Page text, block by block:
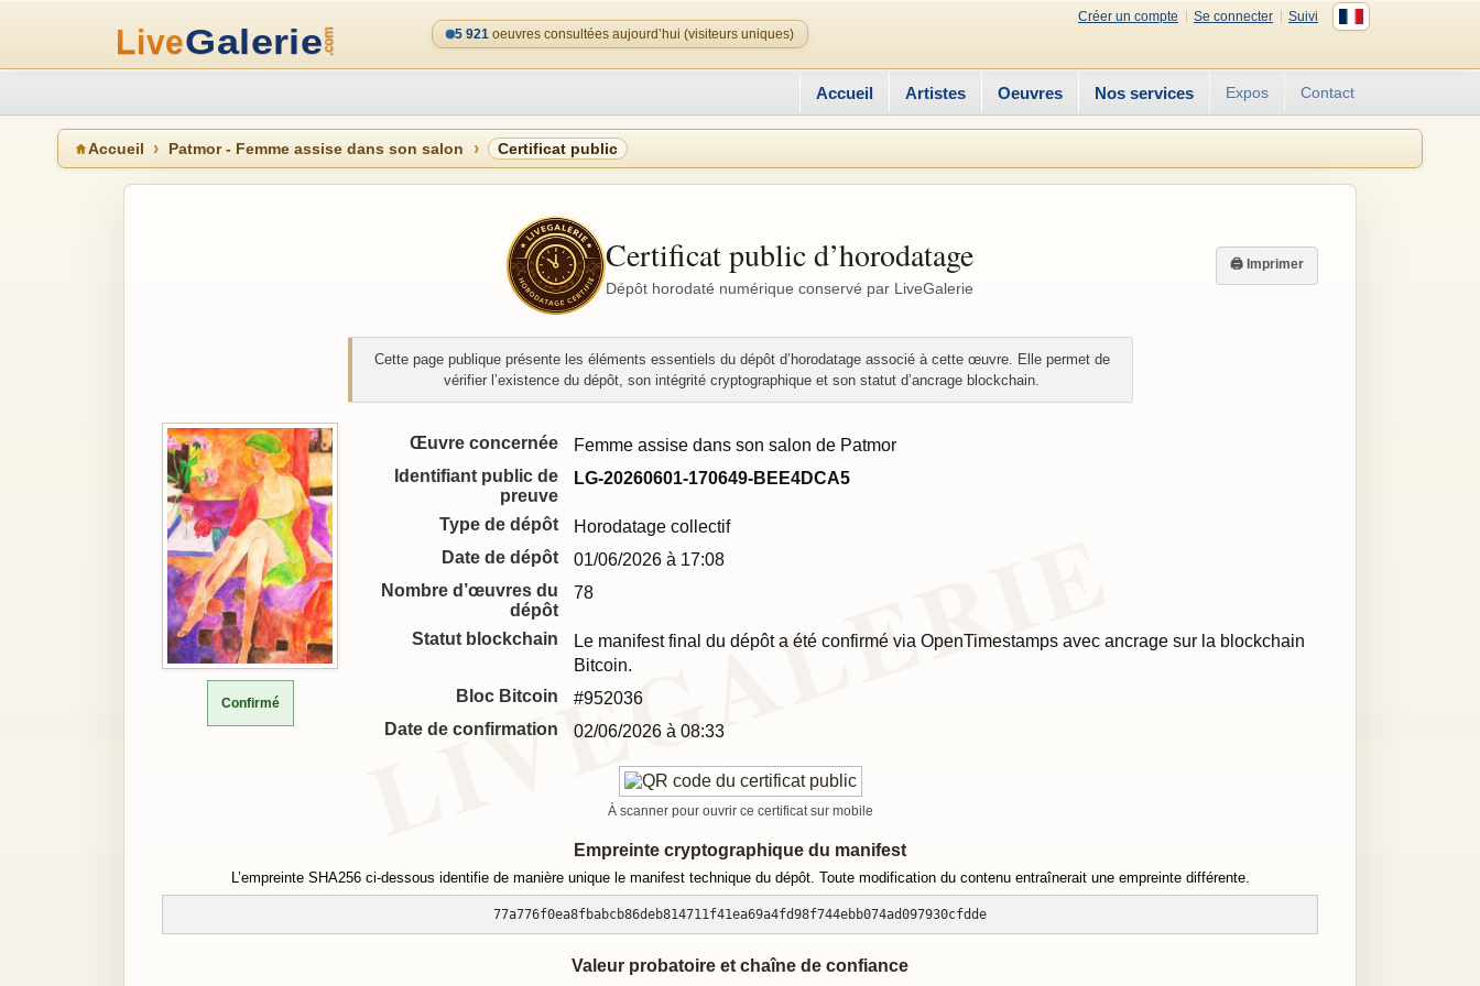
Créer un compte Se connecter
Suivi
5 921 oeuvres consultées aujourd’hui (visiteurs uniques)
Accueil Artistes Oeuvres Nos services Expos Contact
Accueil Patmor - Femme assise dans son salon Certificat public
Certificat public d’horodatage
Dépôt horodaté numérique conservé par LiveGalerie
🖨 Imprimer
Cette page publique présente les éléments essentiels du dépôt d’horodatage associé à cette œuvre. Elle permet de
vérifier l’existence du dépôt, son intégrité cryptographique et son statut d’ancrage blockchain.
Confirmé
Œuvre concernée
Femme assise dans son salon de Patmor
Identifiant public de
preuve
LG-20260601-170649-BEE4DCA5
Type de dépôt
Horodatage collectif
Date de dépôt
01/06/2026 à 17:08
Nombre d’œuvres du
dépôt
78
Statut blockchain
Le manifest final du dépôt a été confirmé via OpenTimestamps avec ancrage sur la blockchain
Bitcoin.
Bloc Bitcoin
#952036
Date de confirmation
02/06/2026 à 08:33
À scanner pour ouvrir ce certificat sur mobile
Empreinte cryptographique du manifest
L’empreinte SHA256 ci-dessous identifie de manière unique le manifest technique du dépôt. Toute modification du contenu entraînerait une empreinte différente.
77a776f0ea8fbabcb86deb814711f41ea69a4fd98f744ebb074ad097930cfdde
Valeur probatoire et chaîne de confiance